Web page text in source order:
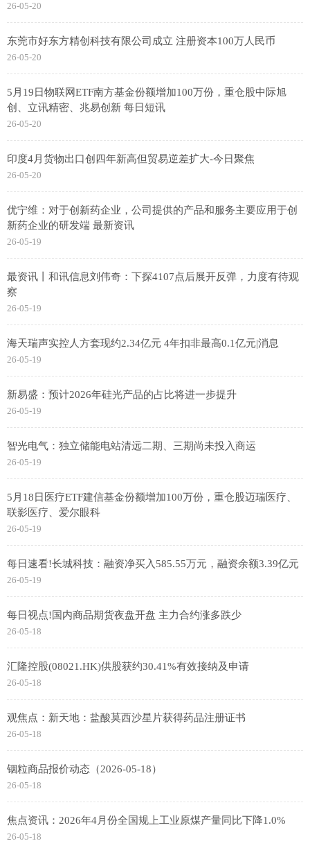
26-05-20
东莞市好东方精创科技有限公司成立 注册资本100万人民币
26-05-20
5月19日物联网ETF南方基金份额增加100万份，重仓股中际旭
创、立讯精密、兆易创新 每日短讯
26-05-20
印度4月货物出口创四年新高但贸易逆差扩大-今日聚焦
26-05-20
优宁维：对于创新药企业，公司提供的产品和服务主要应用于创
新药企业的研发端 最新资讯
26-05-19
最资讯丨和讯信息刘伟奇：下探4107点后展开反弹，力度有待观
察
26-05-19
海天瑞声实控人方套现约2.34亿元 4年扣非最高0.1亿元|消息
26-05-19
新易盛：预计2026年硅光产品的占比将进一步提升
26-05-19
智光电气：独立储能电站清远二期、三期尚未投入商运
26-05-19
5月18日医疗ETF建信基金份额增加100万份，重仓股迈瑞医疗、
联影医疗、爱尔眼科
26-05-19
每日速看!长城科技：融资净买入585.55万元，融资余额3.39亿元
26-05-19
每日视点!国内商品期货夜盘开盘 主力合约涨多跌少
26-05-18
汇隆控股(08021.HK)供股获约30.41%有效接纳及申请
26-05-18
观焦点：新天地：盐酸莫西沙星片获得药品注册证书
26-05-18
铟粒商品报价动态（2026-05-18）
26-05-18
焦点资讯：2026年4月份全国规上工业原煤产量同比下降1.0%
26-05-18